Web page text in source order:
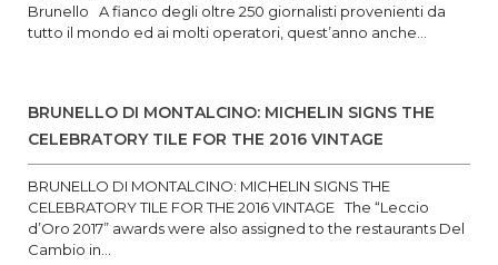
Brunello A fianco degli oltre 250 giornalisti provenienti da
tutto il mondo ed ai molti operatori, quest’anno anche...
BRUNELLO DI MONTALCINO: MICHELIN SIGNS THE
CELEBRATORY TILE FOR THE 2016 VINTAGE
BRUNELLO DI MONTALCINO: MICHELIN SIGNS THE
CELEBRATORY TILE FOR THE 2016 VINTAGE The “Leccio
d’Oro 2017” awards were also assigned to the restaurants Del
Cambio in...